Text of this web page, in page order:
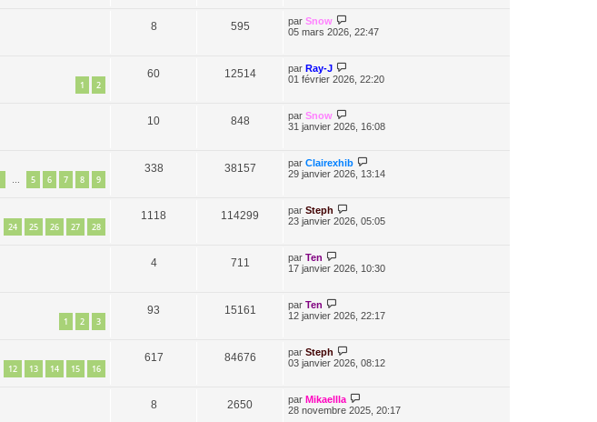
8 595 par Snow
05 mars 2026, 22:47
1 2
60 12514 par Ray-J
01 février 2026, 22:20
10 848 par Snow
31 janvier 2026, 16:08
… 5 6 7 8 9
338 38157 par Clairexhib
29 janvier 2026, 13:14
24 25 26 27 28
1118 114299 par Steph
23 janvier 2026, 05:05
4 711 par Ten
17 janvier 2026, 10:30
1 2 3
93 15161 par Ten
12 janvier 2026, 22:17
12 13 14 15 16
617 84676 par Steph
03 janvier 2026, 08:12
8 2650 par Mikaellla
28 novembre 2025, 20:17